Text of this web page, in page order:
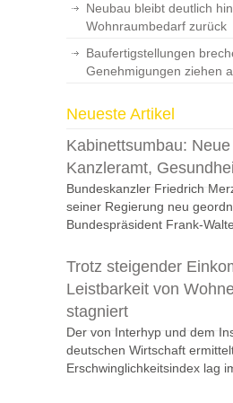
Neubau bleibt deutlich
Wohnraumbedarf zurück
Baufertigstellungen
Genehmigungen ziehen
Neueste Artikel
Kabinettsumbau:
Kanzleramt,
Bundeskanzler Friedrich
seiner Regierung neu
Bundespräsident Frank-
Trotz steigender
Leistbarkeit von
stagniert
Der von Interhyp und dem
deutschen Wirtschaft
Erschwinglichkeitsindex lag